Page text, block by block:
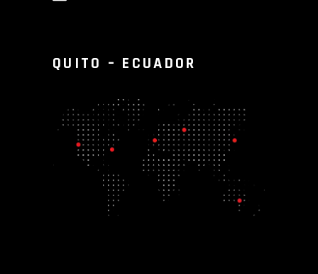
QUITO – ECUADOR